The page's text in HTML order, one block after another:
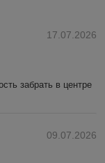
17.07.2026
забрать в центре
09.07.2026